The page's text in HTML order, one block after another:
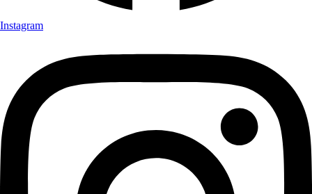
Instagram